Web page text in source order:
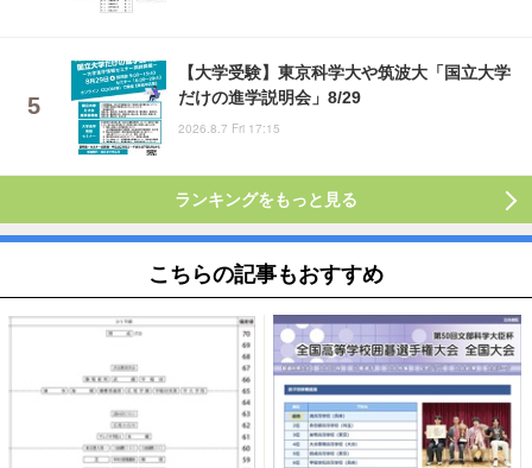
【大学受験】東京科学大や筑波大「国立大学
だけの進学説明会」8/29
2026.8.7 Fri 17:15
ランキングをもっと見る
こちらの記事もおすすめ